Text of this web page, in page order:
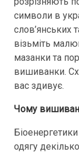
символи в
слов’янських
візьміть
мазанки та
вишиванки.
вас здивує.
Чому
одягу